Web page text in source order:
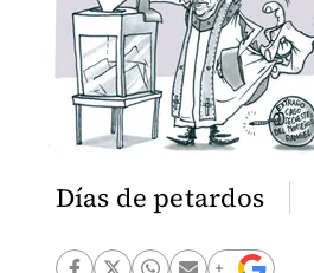
Días de petardos